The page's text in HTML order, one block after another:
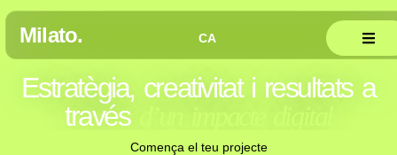
Milato. CA
ES
Estratègia, creativitat i resultats a
través
Comença el teu projecte